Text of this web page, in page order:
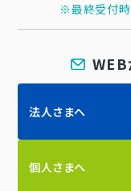
※最終受付時
WEB
法人さまへ
個人さまへ